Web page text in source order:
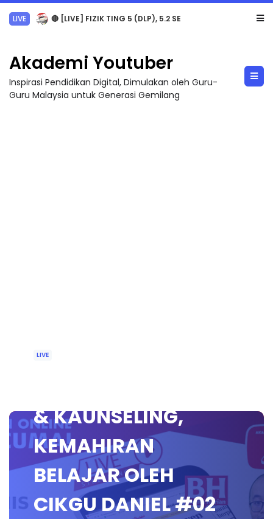
LIVE 🔴 [LIVE] PRINSIP PERAKAUNAN, PECUT SKOR SOALAN 1 TRIAL OLEH CIKGU WAN...
Akademi Youtuber
Inspirasi Pendidikan Digital, Dimulakan oleh Guru-
Guru Malaysia untuk Generasi Gemilang
LIVE
& KAUNSELING,
KEMAHIRAN
BELAJAR OLEH
CIKGU DANIEL #02